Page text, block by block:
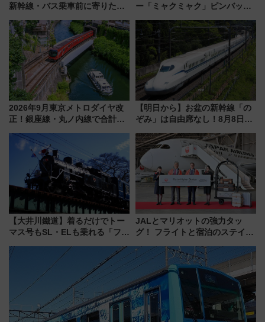
新幹線・バス乗車前に寄りたい
やり＆スタミナグルメ」6選【新
店舗も！】
ー「ミャクミャク」ピンバッジ
中旬発売
2026年9月東京メトロダイヤ改
正！銀座線・丸ノ内線で合計
【明日から】お盆の新幹線「の
ぞみ」は自由席なし！8月8日午
せば空きが見つかることも 混
雑避ける「空席」探しのコツ
【大井川鐵道】着るだけでトー
マス号もSL・ELも乗れる「フリ
受注販売
JALとマリオットの強力タッ
グ！ フライトと宿泊のステイタ
上級会員資格を効率よく獲得す
る方法を解説